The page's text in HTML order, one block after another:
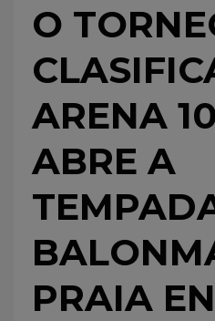
O
ARENA
ABRE A
PRAIA